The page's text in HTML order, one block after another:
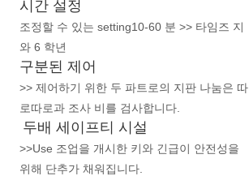
시간 설정
조정할 수 있는 setting10-60 분 >> 타임즈 지
와 6 학년
구분된 제어
>> 제어하기 위한 두 파트로의 지판 나눔은 따
로따로과 조사 비를 검사합니다.
두배 세이프티 시설
>>Use 조업을 개시한 키와 긴급이 안전성을
위해 단추가 채워집니다.